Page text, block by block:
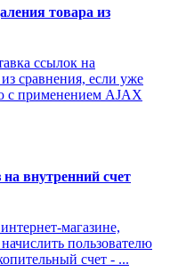
товара из
ссылок на
сравнения, если уже
с применением AJAX
внутренний счет
магазине,
пользователю
счет - ...